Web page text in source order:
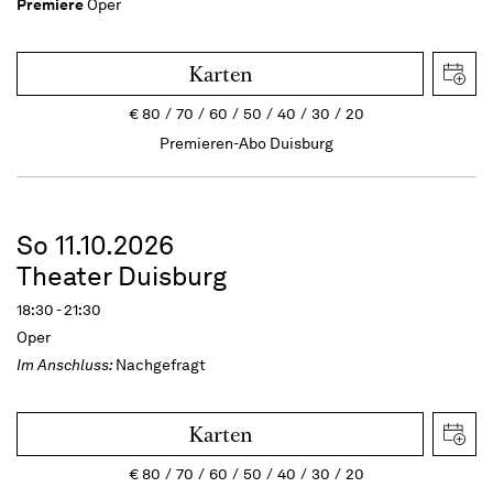
PremiereOper
Karten
€80 70 60 50 40 30
20
Premieren-Abo Duisburg
So 11.10.2026
Theater Duisburg
18:30 - 21:30
Oper
Im Anschluss:Nachgefragt
Karten
€80 70 60 50 40 30
20